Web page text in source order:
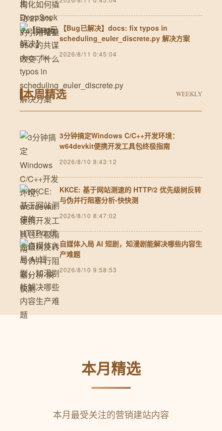
【Bug已解决】docs: fix typos in
scheduling_euler_discrete.py 解决方案
2026/8/11 0:45:04
本周精选 WEEKLY
3分钟搞定Windows C/C++开发环境：
w64devkit便携开发工具包终极指南
2026/8/10 8:43:12
KKCE: 基于网站测速的 HTTP/2 优先级树反转
与伪并行阻塞分析-快快测
2026/8/10 8:47:02
自媒体入局 AI 短剧，知漫剧能解决哪些内容生
产难题
2026/8/10 9:58:53
本月精选
本月最受关注的营销建站内容